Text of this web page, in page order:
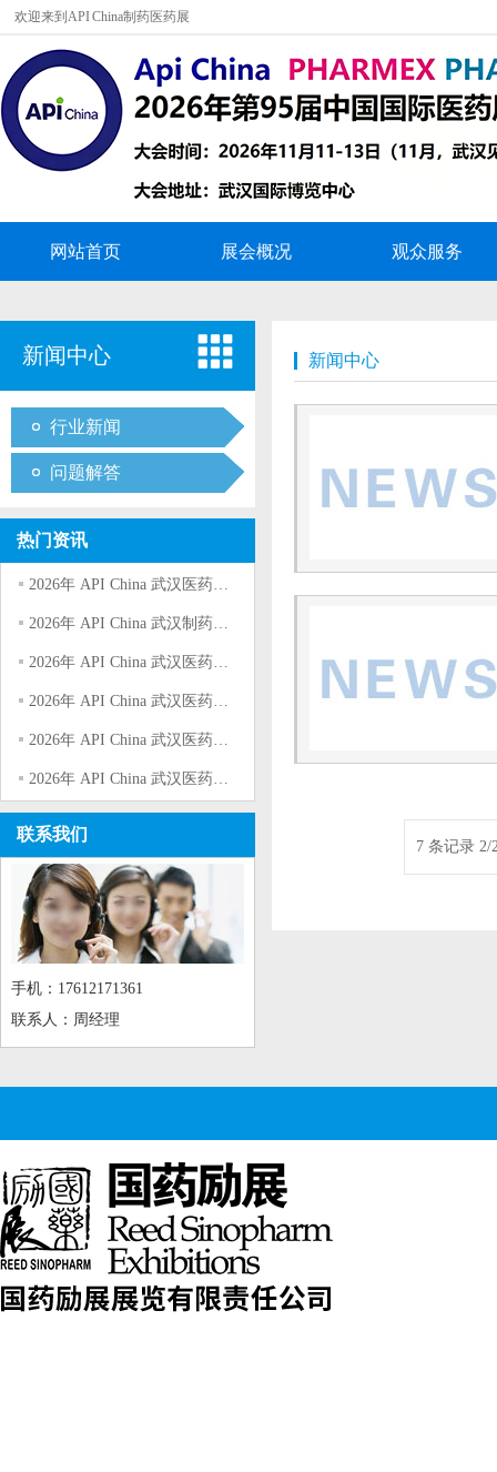
欢迎来到API China制药医药展
网站首页 展会概况 观众服务
新闻中心
行业新闻
问题解答
热门资讯
2026年 API China 武汉医药工业展（中国国际医药原料药/中间体/包装/设备交易会）
2026年 API China 武汉制药机械设备展（中国国际医药原料药/中间体/包装/设备交易会）
2026年 API China 武汉医药辅料配料展（中国国际医药原料药/中间体/包装/设备交易会）
2026年 API China 武汉医药包装展（中国国际医药原料药/中间体/包装/设备交易会）
2026年 API China 武汉医药中间体展（中国国际医药原料药/中间体/包装/设备交易会）
2026年 API China 武汉医药原料展（中国国际医药原料药/中间体/包装/设备交易会）
联系我们
手机：17612171361
联系人：周经理
新闻中心
7 条记录 2/